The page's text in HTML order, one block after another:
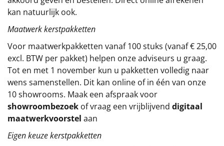
Per stuk
Alle overige
kan natuurlijk ook.
Maatwerk kerstpakketten
Voor maatwerkpakketten vanaf 100 stuks (vanaf € 25,00
excl. BTW per pakket) helpen onze adviseurs u graag.
Tot en met 1 november kun u pakketten volledig naar
wens samenstellen. Dit kan online of in één van onze
10 showrooms. Maak een afspraak voor
showroombezoek of vraag een vrijblijvend digitaal
maatwerkvoorstel aan
Eigen keuze kerstpakketten